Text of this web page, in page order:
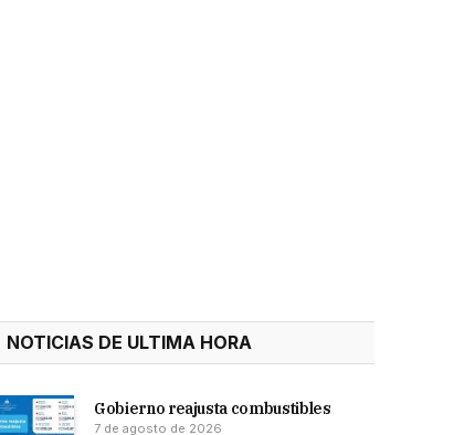
NOTICIAS DE ULTIMA HORA
Gobierno reajusta combustibles
7 de agosto de 2026